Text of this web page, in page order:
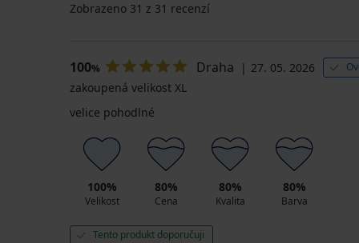
Zobrazeno 31 z 31 recenzí
100% Draha 27. 05. 2026
zakoupená velikost XL
velice pohodlné
100%
Velikost
80%
Cena
80%
Kvalita
80%
Barva
Tento produkt doporučuji